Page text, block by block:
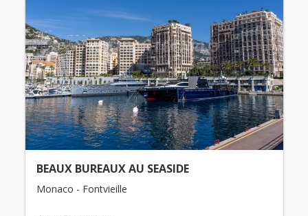
BEAUX BUREAUX AU SEASIDE
Monaco - Fontvieille